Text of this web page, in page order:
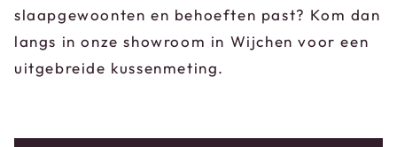
slaapgewoonten en behoeften past? Kom dan
langs in onze showroom in Wijchen voor een
uitgebreide kussenmeting.